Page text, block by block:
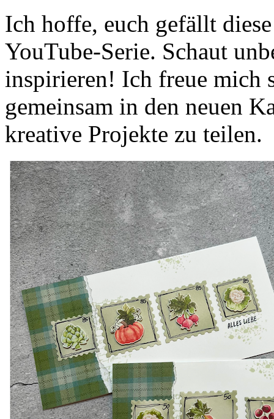
Ich hoffe, euch gefällt
YouTube-Serie. Schaut
inspirieren! Ich freue mich
gemeinsam in den neuen
kreative Projekte zu teilen.